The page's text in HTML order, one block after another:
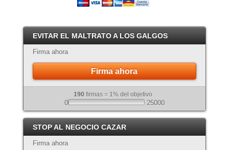
EVITAR EL MALTRATO A LOS GALGOS
Firma ahora
Firma ahora
190 firmas = 1% del objetivo
0 25000
STOP AL NEGOCIO CAZAR
Firma ahora